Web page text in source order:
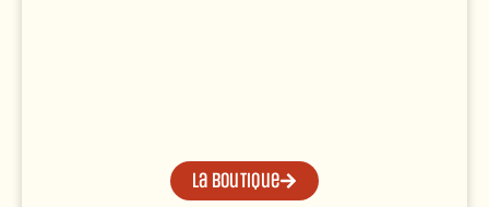
La boutique